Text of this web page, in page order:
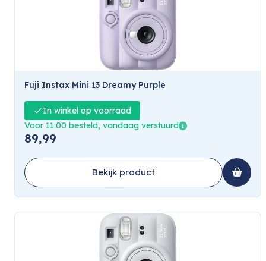
Fuji Instax Mini 13 Dreamy Purple
In winkel op voorraad
Voor 11:00 besteld, vandaag verstuurd
89,99
Bekijk product